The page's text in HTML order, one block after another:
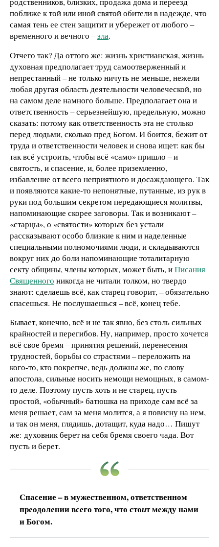
поближе к той или иной святой обители в надежде, что
самая тень ее стен защитит и убережет от любого –
временного и вечного –зла.
Отчего так? Да оттого же: жизнь христианская, жизнь
духовная предполагает труд самоотверженный и
непрестанный – не только ничуть не меньше, нежели
любая другая область деятельности человеческой, но
на самом деле намного больше. Предполагает она и
ответственность – серьезнейшую, предельную, можно
сказать: потому как ответственность эта не столько
перед людьми, сколько пред Богом. И боится, бежит от
труда и ответственности человек и снова ищет: как бы
так всё устроить, чтобы всё «само» пришло – и
святость, и спасение, и, более приземленно,
избавление от всего неприятного и досаждающего. Так
и появляются какие-то непонятные, путанные, из рук в
руки под большим секретом передающиеся молитвы,
напоминающие скорее заговоры. Так и возникают –
«старцы», о «святости» которых без устали
рассказывают особо близкие к ним и наделенные
специальными полномочиями люди, и складываются
вокруг них до боли напоминающие тоталитарную
секту общины, члены которых, может быть, иПисания
Священного никогда не читали толком, но твердо
знают: сделаешь всё, как старец говорит, – обязательно
спасешься. Не послушаешься – всё, конец тебе.
Бывает, конечно, всё и не так явно, без столь сильных
крайностей и перегибов. Ну, например, просто хочется
всё свое бремя – принятия решений, перенесения
трудностей, борьбы со страстями – переложить на
кого-то, кто покрепче, ведь должны же, по слову
апостола, сильные носить немощи немощных, в самом-
то деле. Поэтому пусть хоть и не старец, пусть
простой, «обычный» батюшка на приходе сам всё за
меня решает, сам за меня молится, а я повисну на нем,
и так он меня, глядишь, дотащит, куда надо… Пишут
же: духовник берет на себя бремя своего чада. Вот
пусть и берет.
Спасение – в мужественном, ответственном
преодолении всего того, что стоит между нами
и Богом.